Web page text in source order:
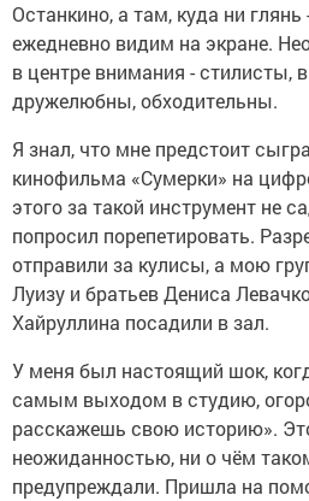
Останкино, а там, куда ни
ежедневно видим на экране.
в центре внимания - стилисты,
дружелюбны, обходительны.
Я знал, что мне предстоит
кинофильма «Сумерки» на
этого за такой инструмент не
попросил порепетировать.
отправили за кулисы, а мою
Луизу и братьев Дениса
Хайруллина посадили в зал.
У меня был настоящий шок,
самым выходом в студию,
расскажешь свою историю».
неожиданностью, ни о чём
предупреждали. Пришла на